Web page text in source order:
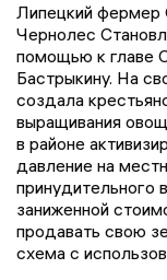
Липецкий фермер
Чернолес
помощью к главе
Бастрыкину. На
создала
выращивания
в районе
давление на
принудительного
заниженной
продавать свою
схема с